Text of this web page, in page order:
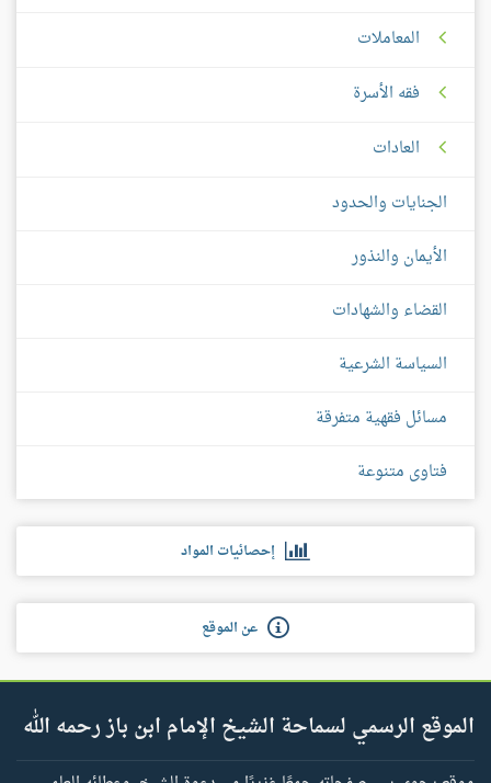
المعاملات
فقه الأسرة
العادات
الجنايات والحدود
الأيمان والنذور
القضاء والشهادات
السياسة الشرعية
مسائل فقهية متفرقة
فتاوى متنوعة
إحصائيات المواد
عن الموقع
الموقع الرسمي لسماحة الشيخ الإمام ابن باز رحمه الله